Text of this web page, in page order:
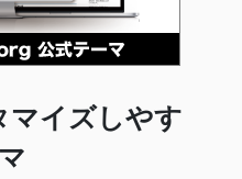
マイズしやす